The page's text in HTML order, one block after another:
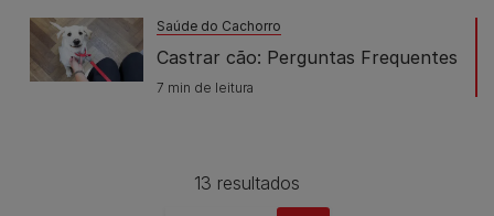
Saúde do Cachorro
Castrar cão: Perguntas Frequentes
7 min de leitura
13 resultados